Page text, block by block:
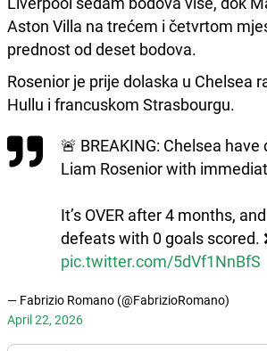
Aston Villa na trećem i četvrtom
prednost od deset bodova.
Rosenior je prije dolaska u Chelsea
Hullu i francuskom Strasbourgu.
🚨 BREAKING: Chelsea
Liam Rosenior with
It’s OVER after 4 months,
defeats with 0 goals scored.
pic.twitter.com/5dVf1NnBfS
— Fabrizio Romano (@FabrizioRomano)
April 22, 2026